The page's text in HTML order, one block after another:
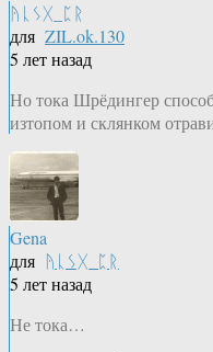
ᚤᚳᛊᚷ_ᛈᚱ
для ZIL.ok.130
5 лет назад
Но тока Шрёдингер
изтопом и склянком
Gena
для ᚤᚳᛊᚷ_ᛈᚱ
5 лет назад
Не тока…